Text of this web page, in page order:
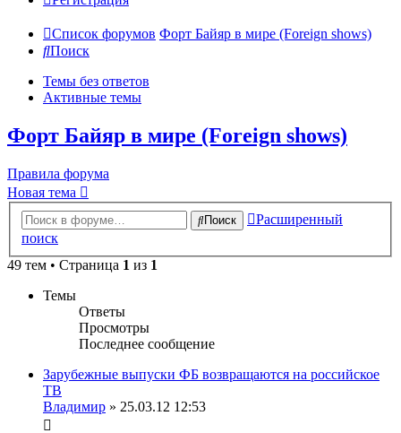
Список форумов Форт Байяр в мире (Foreign shows)
Поиск
Темы без ответов
Активные темы
Форт Байяр в мире (Foreign shows)
Правила форума
Новая тема
Поиск
Расширенный
поиск
49 тем • Страница 1 из 1
Темы
Ответы
Просмотры
Последнее сообщение
Зарубежные выпуски ФБ возвращаются на российское
ТВ
Владимир » 25.03.12 12:53